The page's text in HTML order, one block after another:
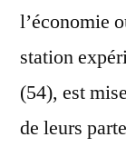
l’économie
station
(54), est
de leurs